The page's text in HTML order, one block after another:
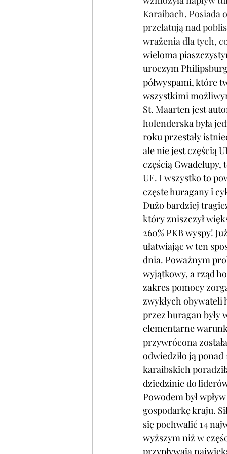
Karaibach. Posiada
przelatują nad
wrażenia dla tych,
wieloma
uroczym
półwyspami, które
wszystkimi
St. Maarten jest
holenderska była
roku przestały
ale nie jest częścią
częścią
UE. I wszystko to
częste huragany i
Dużo bardziej
który zniszczył
260% PKB wyspy!
ułatwiając w ten
dnia. Poważnym
wyjątkowy, a rząd
zakres pomocy
zwykłych
przez huragan były
elementarne
przywrócona
odwiedziło ją
karaibskich
dziedzinie do
Powodem był
gospodarkę kraju.
się pochwalić 14
wyższym niż w
przypływają